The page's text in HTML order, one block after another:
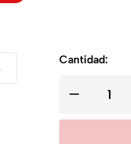
Cantidad: